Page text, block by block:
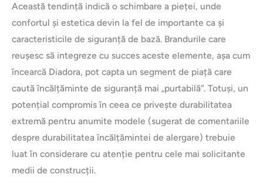
Această tendință indică o schimbare a pieței, unde
confortul și estetica devin la fel de importante ca și
caracteristicile de siguranță de bază. Brandurile care
reușesc să integreze cu succes aceste elemente, așa cum
încearcă Diadora, pot capta un segment de piață care
caută încălțăminte de siguranță mai „purtabilă”. Totuși, un
potențial compromis în ceea ce privește durabilitatea
extremă pentru anumite modele (sugerat de comentariile
despre durabilitatea încălțămintei de alergare) trebuie
luat în considerare cu atenție pentru cele mai solicitante
medii de construcții.